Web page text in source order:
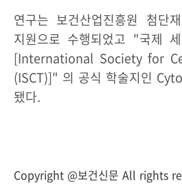
연구는 보건산업진흥원 첨단
지원으로 수행되었고 "국제
[International Society for
(ISCT)]" 의 공식 학술지인
됐다.
Copyright @보건신문 All rights